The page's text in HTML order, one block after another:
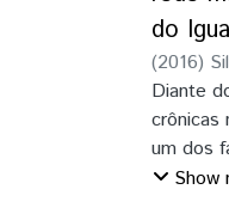
do
(2016)
Diante
crônicas
um dos
Show